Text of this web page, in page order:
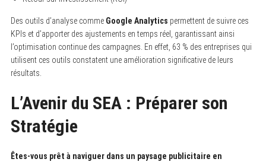
Des outils d’analyse comme Google Analytics permettent de suivre ces
KPIs et d’apporter des ajustements en temps réel, garantissant ainsi
l’optimisation continue des campagnes. En effet, 63 % des entreprises qui
utilisent ces outils constatent une amélioration significative de leurs
résultats.
L’Avenir du SEA : Préparer son
Stratégie
Êtes-vous prêt à naviguer dans un paysage publicitaire en